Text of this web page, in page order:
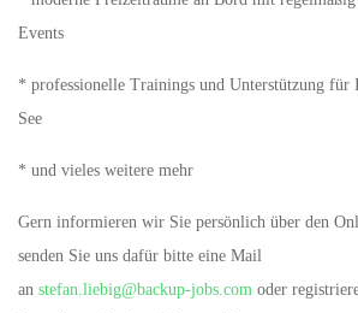
Events
* professionelle Trainings und Unterstützung für
See
* und vieles weitere mehr
Gern informieren wir Sie persönlich über den
senden Sie uns dafür bitte eine Mail
an stefan.liebig@backup-jobs.com oder